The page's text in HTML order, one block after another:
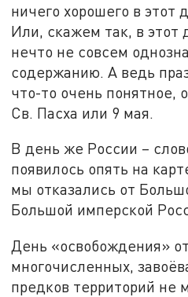
ничего хорошего в этот
Или, скажем так, в этот
нечто не совсем
содержанию. А ведь
что-то очень понятное,
Св. Пасха или 9 мая.
В день же России –
появилось опять на
мы отказались от
Большой имперской
День «освобождения»
многочисленных,
предков территорий не